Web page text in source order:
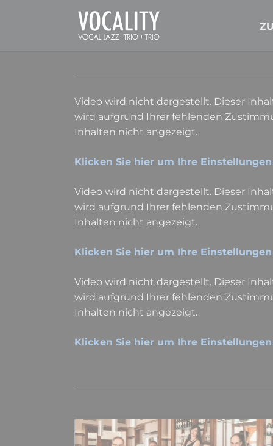
Video wird nicht dargestellt. Dieser
wird aufgrund Ihrer fehlenden
Inhalten nicht angezeigt.
Klicken Sie hier um Ihre
Video wird nicht dargestellt. Dieser
wird aufgrund Ihrer fehlenden
Inhalten nicht angezeigt.
Klicken Sie hier um Ihre
Video wird nicht dargestellt. Dieser
wird aufgrund Ihrer fehlenden
Inhalten nicht angezeigt.
Klicken Sie hier um Ihre